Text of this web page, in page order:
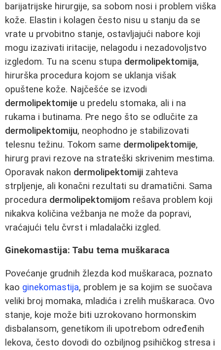
barijatrijske hirurgije, sa sobom nosi i problem viška
kože. Elastin i kolagen često nisu u stanju da se
vrate u prvobitno stanje, ostavljajući nabore koji
mogu izazivati iritacije, nelagodu i nezadovoljstvo
izgledom. Tu na scenu stupa dermolipektomija,
hirurška procedura kojom se uklanja višak
opuštene kože. Najčešće se izvodi
dermolipektomije u predelu stomaka, ali i na
rukama i butinama. Pre nego što se odlučite za
dermolipektomiju, neophodno je stabilizovati
telesnu težinu. Tokom same dermolipektomije,
hirurg pravi rezove na strateški skrivenim mestima.
Oporavak nakon dermolipektomiji zahteva
strpljenje, ali konačni rezultati su dramatični. Sama
procedura dermolipektomijom rešava problem koji
nikakva količina vežbanja ne može da popravi,
vraćajući telu čvrst i mladalački izgled.
Ginekomastija: Tabu tema muškaraca
Povećanje grudnih žlezda kod muškaraca, poznato
kao ginekomastija, problem je sa kojim se suočava
veliki broj momaka, mladića i zrelih muškaraca. Ovo
stanje, koje može biti uzrokovano hormonskim
disbalansom, genetikom ili upotrebom određenih
lekova, često dovodi do ozbiljnog psihičkog stresa i